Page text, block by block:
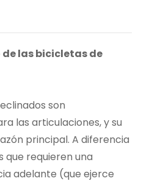
de las bicicletas de
son
las articulaciones, y su
principal. A diferencia
que requieren una
adelante (que ejerce